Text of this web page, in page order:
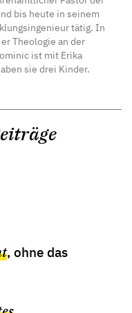
bis heute in seinem
tätig. In
Theologie an der
ist mit Erika
sie drei Kinder.
, ohne das